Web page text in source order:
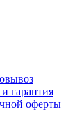
гарантия
оферты